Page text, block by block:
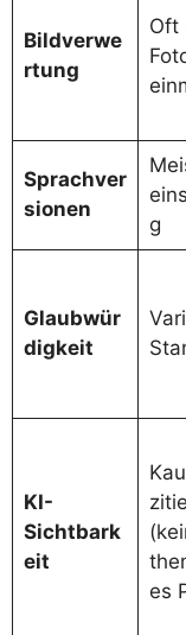
Bildverwe
rtung
Oft
Sprachver
sionen
g
Glaubwür
digkeit
KI-
Sichtbark
eit
es